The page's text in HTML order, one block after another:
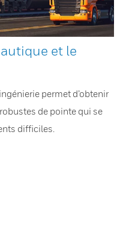
et le
permet d’obtenir
de pointe qui se
difficiles.